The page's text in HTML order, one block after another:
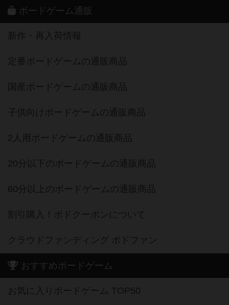
ボードゲーム通販
新作・再入荷情報
定番ボードゲームの通販商品
国産ボードゲームの通販商品
子供向けボードゲームの通販商品
2人用ボードゲームの通販商品
20分以下のボードゲームの通販商品
60分以上のボードゲームの通販商品
割引購入！ボドクーポンについて
クラウドファンディング ボドファン
おすすめボードゲーム
お気に入りボードゲーム TOP50